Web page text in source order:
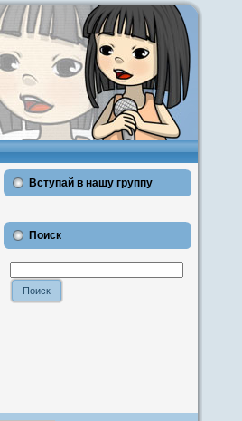
Вступай в нашу группу
Поиск